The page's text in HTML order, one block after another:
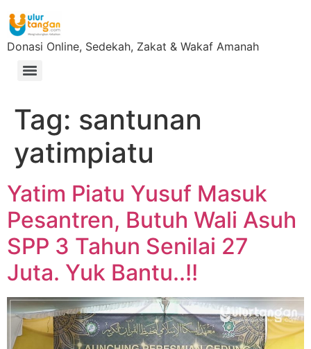
Donasi Online, Sedekah, Zakat & Wakaf Amanah
Tag: santunan
yatimpiatu
Yatim Piatu Yusuf Masuk
Pesantren, Butuh Wali Asuh
SPP 3 Tahun Senilai 27
Juta. Yuk Bantu..!!